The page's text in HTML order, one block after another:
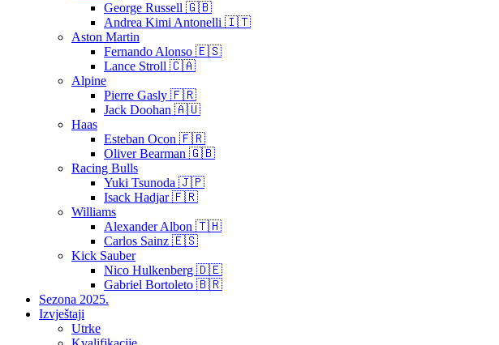
George Russell 🇬🇧
Andrea Kimi Antonelli 🇮🇹
Aston Martin
Fernando Alonso 🇪🇸
Lance Stroll 🇨🇦
Alpine
Pierre Gasly 🇫🇷
Jack Doohan 🇦🇺
Haas
Esteban Ocon 🇫🇷
Oliver Bearman 🇬🇧
Racing Bulls
Yuki Tsunoda 🇯🇵
Isack Hadjar 🇫🇷
Williams
Alexander Albon 🇹🇭
Carlos Sainz 🇪🇸
Kick Sauber
Nico Hulkenberg 🇩🇪
Gabriel Bortoleto 🇧🇷
Sezona 2025.
Izvještaji
Utrke